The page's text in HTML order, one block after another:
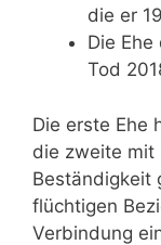
die er
Die
Tod
Die erste Ehe
die zweite mit
Beständigkeit
flüchtigen
Verbindung